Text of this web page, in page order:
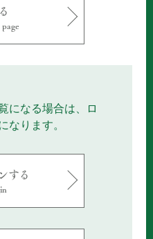
になる場合は、ロ
なります。
する